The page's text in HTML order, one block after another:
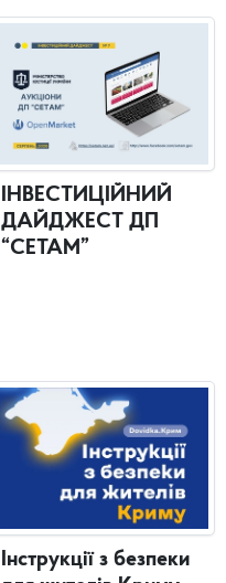
ІНВЕСТИЦІЙНИЙ
ДАЙДЖЕСТ ДП
“СЕТАМ”
Інструкції з безпеки